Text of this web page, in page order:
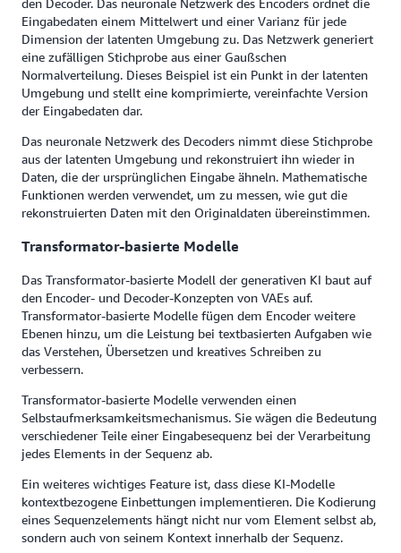
Eingabedaten einem Mittelwert und einer Varianz für jede
Dimension der latenten Umgebung zu. Das Netzwerk generiert
eine zufälligen Stichprobe aus einer Gaußschen
Normalverteilung. Dieses Beispiel ist ein Punkt in der latenten
Umgebung und stellt eine komprimierte, vereinfachte Version
der Eingabedaten dar.
Das neuronale Netzwerk des Decoders nimmt diese Stichprobe
aus der latenten Umgebung und rekonstruiert ihn wieder in
Daten, die der ursprünglichen Eingabe ähneln. Mathematische
Funktionen werden verwendet, um zu messen, wie gut die
rekonstruierten Daten mit den Originaldaten übereinstimmen.
Transformator-basierte Modelle
Das Transformator-basierte Modell der generativen KI baut auf
den Encoder- und Decoder-Konzepten von VAEs auf.
Transformator-basierte Modelle fügen dem Encoder weitere
Ebenen hinzu, um die Leistung bei textbasierten Aufgaben wie
das Verstehen, Übersetzen und kreatives Schreiben zu
verbessern.
Transformator-basierte Modelle verwenden einen
Selbstaufmerksamkeitsmechanismus. Sie wägen die Bedeutung
verschiedener Teile einer Eingabesequenz bei der Verarbeitung
jedes Elements in der Sequenz ab.
Ein weiteres wichtiges Feature ist, dass diese KI-Modelle
kontextbezogene Einbettungen implementieren. Die Kodierung
eines Sequenzelements hängt nicht nur vom Element selbst ab,
sondern auch von seinem Kontext innerhalb der Sequenz.